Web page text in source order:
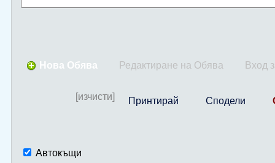
Нова Обява Редактиране на Обява Вход
Принтирай Сподели
[изчисти]
Автокъщи